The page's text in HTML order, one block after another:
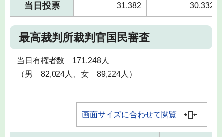
当日投票 31,382 30,332
最高裁判所裁判官国民審査
当日有権者数 171,248人
（男 82,024人、女 89,224人）
画面サイズに合わせて閲覧